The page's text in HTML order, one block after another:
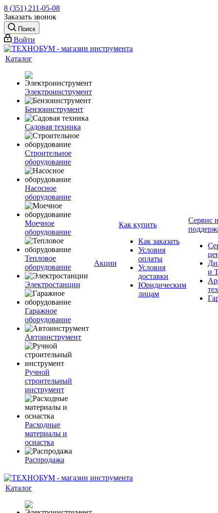
8 (351) 211-05-08
Заказать звонок
Поиск
Войти
Каталог
Электроинструмент
Бензоинструмент
Садовая техника
Строительное
оборудование
Насосное
оборудование
Моечное
оборудование
Тепловое
оборудование
Электростанции
Гаражное
оборудование
Автоинструмент
Ручной
строительный
инструмент
Расходные
материалы и
оснастка
Распродажа
Акции
Как купить
Как заказать
Условия
оплаты
Условия
доставки
Юридическим
лицам
Сервис
и
Каталог